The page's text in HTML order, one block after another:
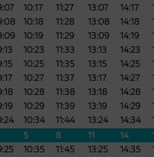
10:17 11:27 13:07 14:17
10:18 11:28 13:08 14:18
10:19 11:29 13:09 14:19
10:23 11:33 13:13 14:23
10:25 11:35 13:15 14:25
10:27 11:37 13:17 14:27
10:28 11:38 13:18 14:28
10:29 11:39 13:19 14:29
10:34 11:44 13:24 14:34
5 8 11 14
10:35 11:45 13:25 14:35